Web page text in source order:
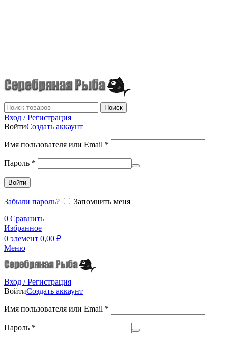
Поиск
Вход / Регистрация
ВойтиСоздать аккаунт
Имя пользователя или Email *
Пароль *
Войти
Забыли пароль?
Запомнить меня
0 Сравнить
Избранное
0 элемент 0,00 ₽
Меню
Вход / Регистрация
ВойтиСоздать аккаунт
Имя пользователя или Email *
Пароль *